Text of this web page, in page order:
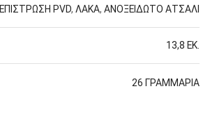
ΕΠΙΣΤΡΩΣΗ PVD, ΛΑΚΑ, ΑΝΟΞΕΙΔΩΤΟ ΑΤΣΑΛΙ
13,8 ΕΚ.
26 ΓΡΑΜΜΑΡΙΑ